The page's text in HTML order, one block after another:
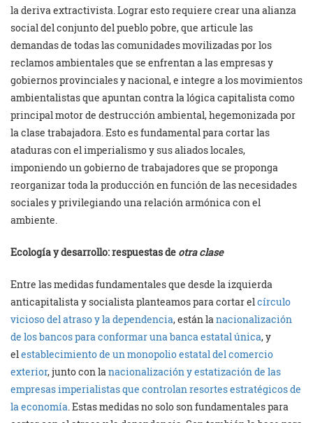
la deriva extractivista. Lograr esto requiere crear una alianza
social del conjunto del pueblo pobre, que articule las
demandas de todas las comunidades movilizadas por los
reclamos ambientales que se enfrentan a las empresas y
gobiernos provinciales y nacional, e integre a los movimientos
ambientalistas que apuntan contra la lógica capitalista como
principal motor de destrucción ambiental, hegemonizada por
la clase trabajadora. Esto es fundamental para cortar las
ataduras con el imperialismo y sus aliados locales,
imponiendo un gobierno de trabajadores que se proponga
reorganizar toda la producción en función de las necesidades
sociales y privilegiando una relación armónica con el
ambiente.
Ecología y desarrollo: respuestas de otra clase
Entre las medidas fundamentales que desde la izquierda
anticapitalista y socialista planteamos para cortar el círculo
vicioso del atraso y la dependencia, están la nacionalización
de los bancos para conformar una banca estatal única, y
el establecimiento de un monopolio estatal del comercio
exterior, junto con la nacionalización y estatización de las
empresas imperialistas que controlan resortes estratégicos de
la economía . Estas medidas no solo son fundamentales para